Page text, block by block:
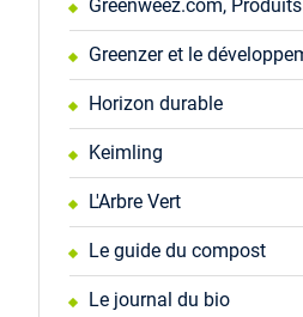
Greenweez.com,
Greenzer et le
Horizon durable
Keimling
L'Arbre Vert
Le guide du compost
Le journal du bio